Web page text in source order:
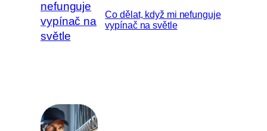
Co dělat, když mi nefunguje
vypínač na světle